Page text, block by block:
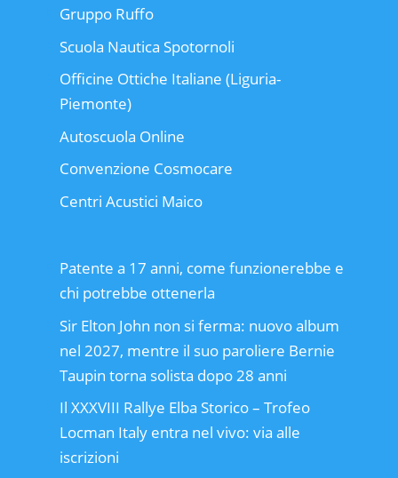
Gruppo Ruffo
Scuola Nautica Spotornoli
Officine Ottiche Italiane (Liguria-
Piemonte)
Autoscuola Online
Convenzione Cosmocare
Centri Acustici Maico
Patente a 17 anni, come funzionerebbe e
chi potrebbe ottenerla
Sir Elton John non si ferma: nuovo album
nel 2027, mentre il suo paroliere Bernie
Taupin torna solista dopo 28 anni
Il XXXVIII Rallye Elba Storico – Trofeo
Locman Italy entra nel vivo: via alle
iscrizioni